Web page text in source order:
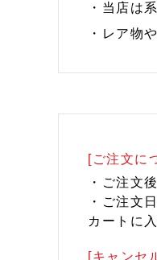
・当店は
・レア物
[ご注文に
・ご注文
・ご注文
カートに
[キャンセ